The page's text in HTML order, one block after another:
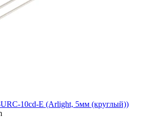
10cd-E (Arlight, 5мм (круглый))